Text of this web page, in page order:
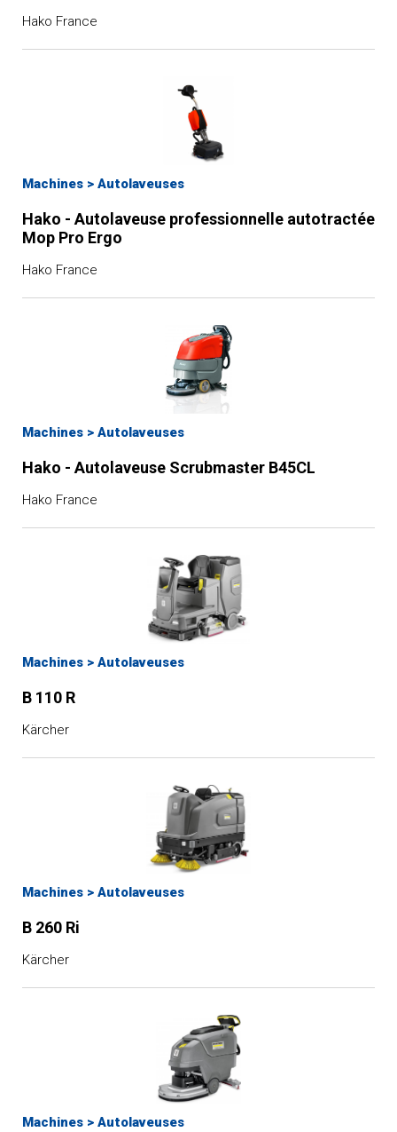
Hako France
Machines > Autolaveuses
Hako - Autolaveuse professionnelle autotractée
Mop Pro Ergo
Hako France
Machines > Autolaveuses
Hako - Autolaveuse Scrubmaster B45CL
Hako France
Machines > Autolaveuses
B 110 R
Kärcher
Machines > Autolaveuses
B 260 Ri
Kärcher
Machines > Autolaveuses